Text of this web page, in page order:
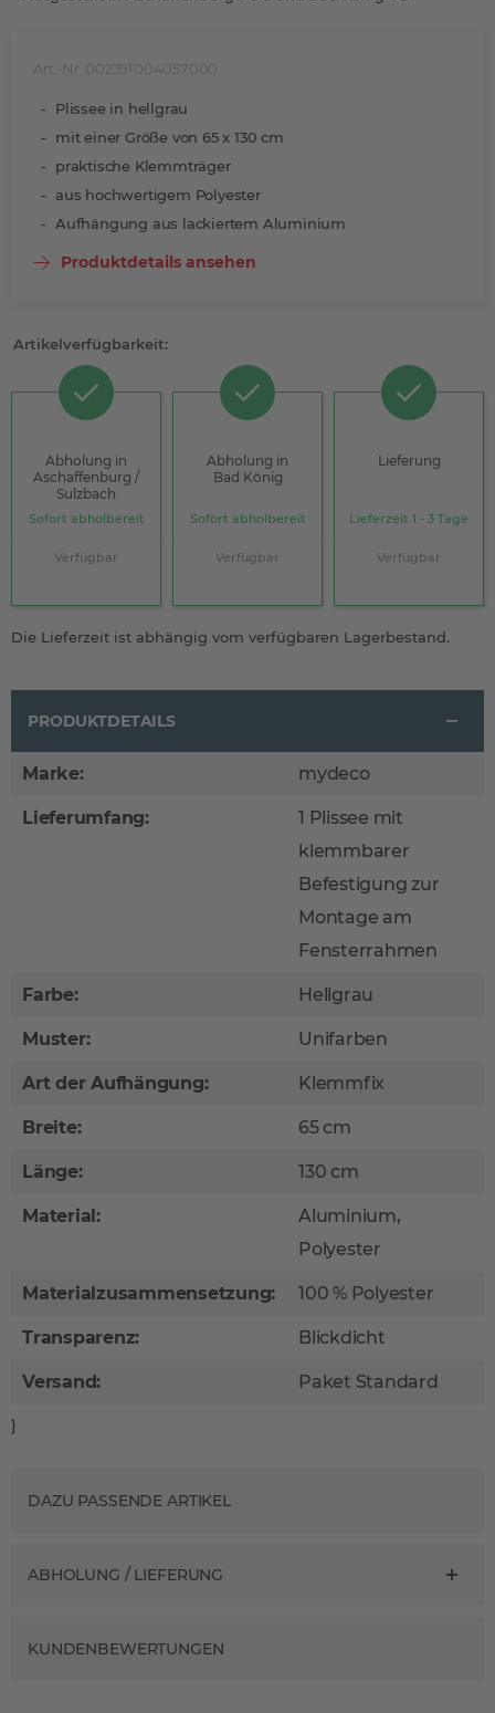
Art.-Nr. 002391004057000
Plissee in hellgrau
mit einer Größe von 65 x 130 cm
praktische Klemmträger
aus hochwertigem Polyester
Aufhängung aus lackiertem Aluminium
Produktdetails ansehen
Artikelverfügbarkeit:
Abholung in
Aschaffenburg /
Sulzbach
Sofort abholbereit
Verfügbar
Abholung in
Bad König
Sofort abholbereit
Verfügbar
Lieferung
Lieferzeit 1 - 3 Tage
Verfügbar
Die Lieferzeit ist abhängig vom verfügbaren Lagerbestand.
PRODUKTDETAILS
Marke: mydeco
Lieferumfang:
1 Plissee mit
klemmbarer
Befestigung zur
Montage am
Fensterrahmen
Farbe: Hellgrau
Muster: Unifarben
Art der Aufhängung: Klemmfix
Breite: 65 cm
Länge: 130 cm
Material:
Aluminium,
Polyester
Materialzusammensetzung: 100 % Polyester
Transparenz: Blickdicht
Versand: Paket Standard
}
DAZU PASSENDE ARTIKEL
ABHOLUNG / LIEFERUNG
KUNDENBEWERTUNGEN